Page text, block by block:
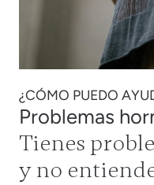
¿CÓMO PUEDO
Problemas
Tienes
y no